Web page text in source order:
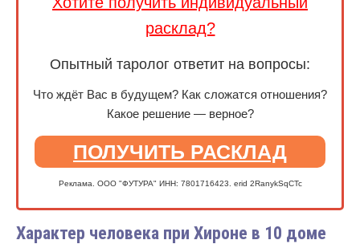
расклад?
Опытный таролог ответит на вопросы:
Что ждёт Вас в будущем? Как сложатся отношения?
Какое решение — верное?
ПОЛУЧИТЬ РАСКЛАД
Реклама. ООО "ФУТУРА" ИНН: 7801716423. erid 2RanykSqCTc
Характер человека при Хироне в 10 доме